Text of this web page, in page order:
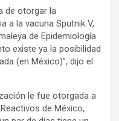
de otorgar la
a la vacuna Sputnik V,
de Epidemiología
existe ya la posibilidad
(en México)”, dijo el
le fue otorgada a
de México,